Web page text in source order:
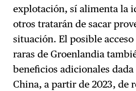
explotación, sí alimenta la
otros tratarán de sacar
situación. El posible acceso
raras de Groenlandia
beneficios adicionales
China, a partir de 2023, de